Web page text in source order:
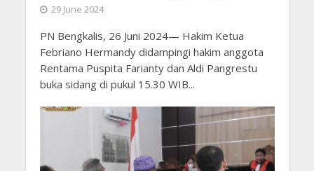
29 June 2024
PN Bengkalis, 26 Juni 2024— Hakim Ketua
Febriano Hermandy didampingi hakim anggota
Rentama Puspita Farianty dan Aldi Pangrestu
buka sidang di pukul 15.30 WIB...